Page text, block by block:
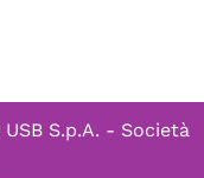
USB S.p.A. - Società